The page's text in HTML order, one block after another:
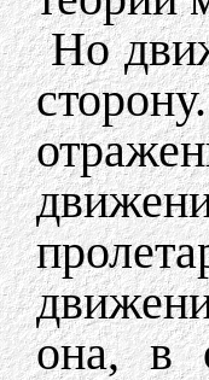
Но
она, в